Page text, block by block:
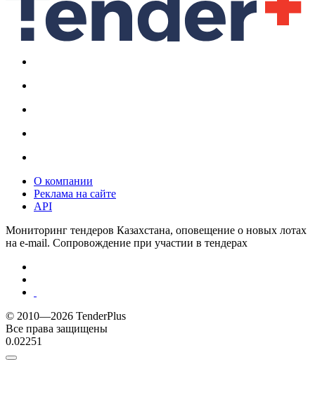
О компании
Реклама на сайте
API
Мониторинг тендеров Казахстана, оповещение о новых лотах
на e-mail. Сопровождение при участии в тендерах
© 2010—2026 TenderPlus
Все права защищены
0.02251